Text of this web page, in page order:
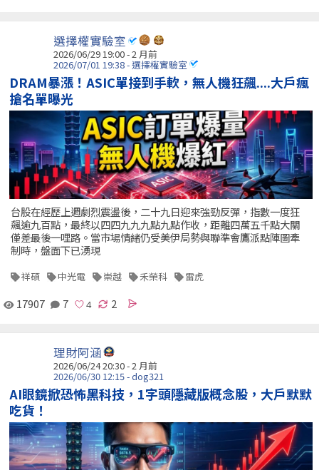
選擇權實驗室
2026/06/29 19:00 - 2 月前
2026/07/01 19:38 - 選擇權實驗室
DRAM暴漲！ASIC單接到手軟，無人機狂飆....大戶瘋
搶名單曝光
台股在經歷上週劇烈震盪後，二十九日迎來強勁反彈，指數一度狂
飆逾九百點，最終以四四九九九點九點作收，距離四萬五千點大關
僅差最後一哩路。當市場情緒仍受美伊局勢與聯準會鷹派點陣圖牽
制時，盤面下已湧現
祥碩 中光電 崇越 禾榮科 雷虎
17907 7 2
理財阿涵
2026/06/24 20:30 - 2 月前
2026/06/30 12:15 - dog321
AI眼鏡掀恐怖黑科技，1字頭隱藏版概念股，大戶默默
吃貨！